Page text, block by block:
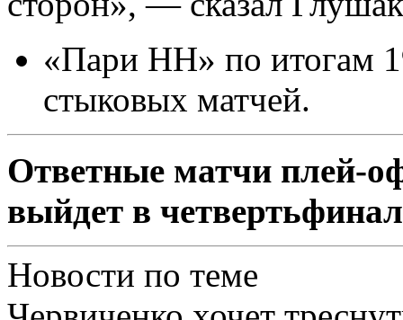
«Пари НН» по итогам
стыковых матчей.
Ответные матчи плей-
выйдет в
Новости по теме